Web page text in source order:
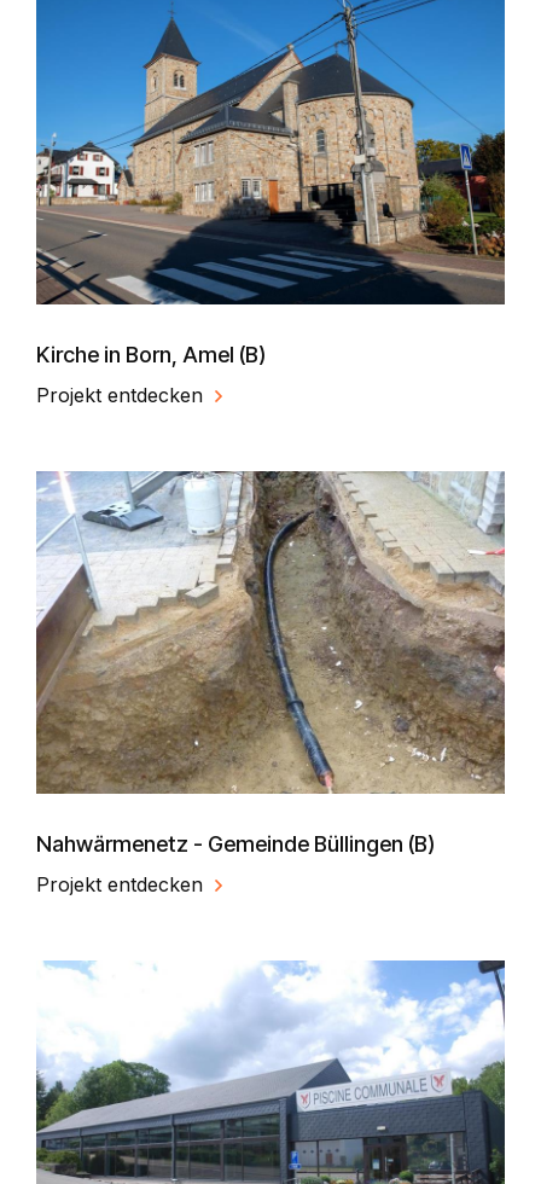
Kirche in Born, Amel (B)
Projekt entdecken
Nahwärmenetz - Gemeinde Büllingen (B)
Projekt entdecken